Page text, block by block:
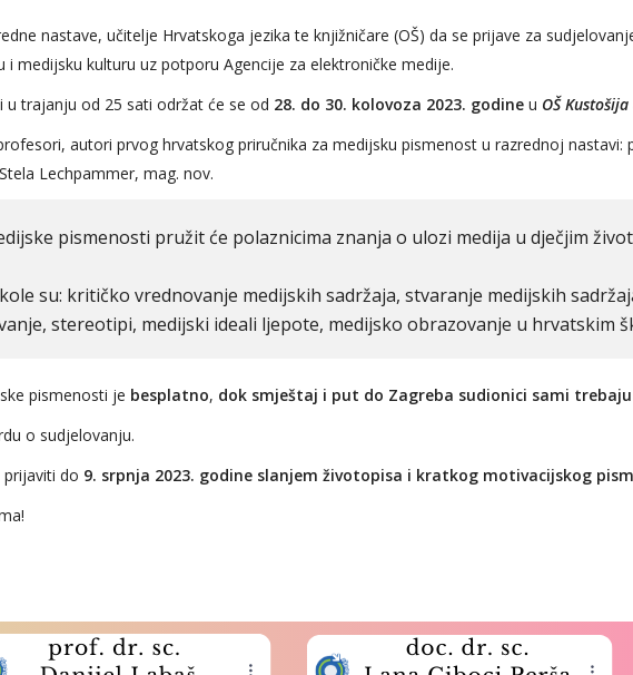
nastave, učitelje Hrvatskoga jezika te knjižničare (OŠ) da se prijave za
i medijsku kulturu uz potporu Agencije za elektroničke medije.
u trajanju od 25 sati održat će se od 28. do 30. kolovoza 2023. godine u OŠ
autori prvog hrvatskog priručnika za medijsku pismenost u razrednoj nastavi:
Lechpammer, mag. nov.
pismenosti pružit će polaznicima znanja o ulozi medija u dječjim
Teme koje će biti
su: kritičko vrednovanje medijskih sadržaja, stvaranje medijskih
stereotipi, medijski ideali ljepote, medijsko obrazovanje u hrvatskim
pismenosti je besplatno, dok smještaj i put do Zagreba sudionici sami
o sudjelovanju.
prijaviti do 9. srpnja 2023. godine slanjem životopisa i kratkog motivacijskog